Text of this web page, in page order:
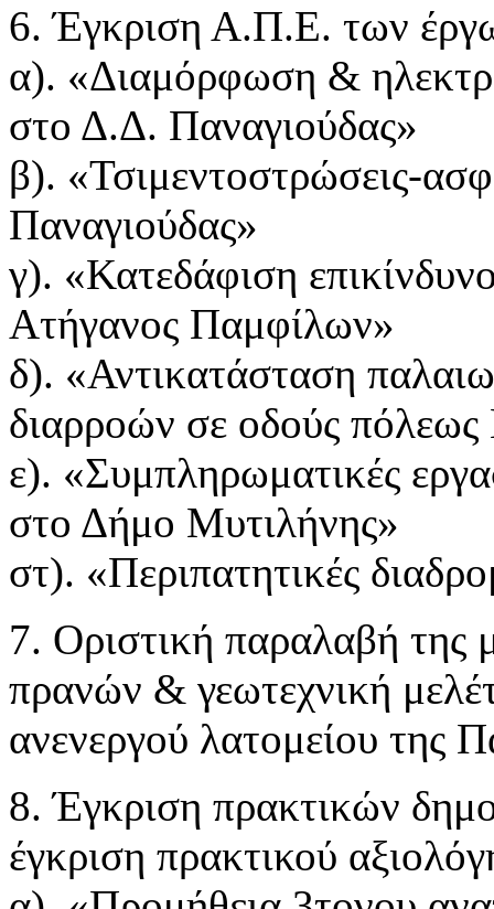
6. Έγκριση Α.Π.Ε. των
α). «Διαμόρφωση &
στο Δ.Δ. Παναγιούδας»
β). «Τσιμεντοστρώσεις-
Παναγιούδας»
γ). «Κατεδάφιση
Ατήγανος Παμφίλων»
δ). «Αντικατάσταση
διαρροών σε οδούς
ε). «Συμπληρωματικές
στο Δήμο Μυτιλήνης»
στ). «Περιπατητικές
7. Οριστική παραλαβή της
πρανών & γεωτεχνική
ανενεργού λατομείου της
8. Έγκριση πρακτικών
έγκριση πρακτικού